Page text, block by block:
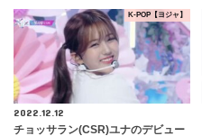
K-POP【ヨジャ】
2022.12.12
チョッサラン(CSR)ユナのデビュー